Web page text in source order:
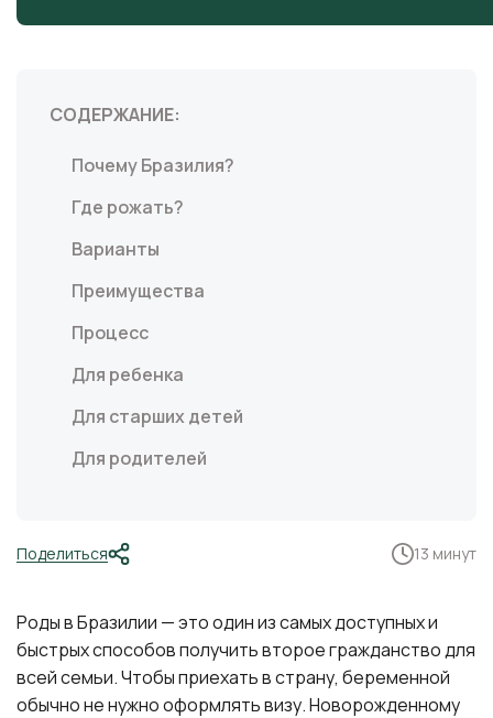
Роды в Бразилии — это один из самых доступных и
быстрых способов получить второе гражданство для
всей семьи. Чтобы приехать в страну, беременной
обычно не нужно оформлять визу. Новорожденному
СОДЕРЖАНИЕ:
Почему Бразилия?
Где рожать?
Варианты
Преимущества
Процесс
Для ребенка
Для старших детей
Для родителей
Поделиться 13 минут